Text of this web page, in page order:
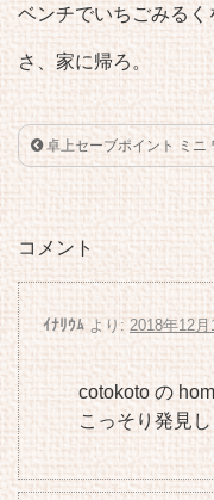
ベンチでいちごみるく
さ、家に帰ろ。
卓上セーブポイント ミニ
コメント
ｲﾅﾘｳﾑ より: 2018年12
cotokoto の
こっそり発見し